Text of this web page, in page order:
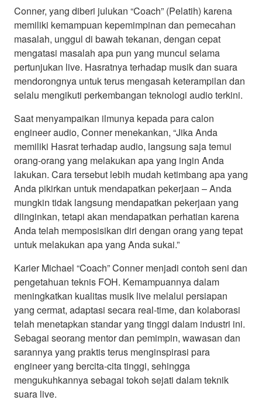
Conner, yang diberi julukan “Coach” (Pelatih) karena
memiliki kemampuan kepemimpinan dan pemecahan
masalah, unggul di bawah tekanan, dengan cepat
mengatasi masalah apa pun yang muncul selama
pertunjukan live. Hasratnya terhadap musik dan suara
mendorongnya untuk terus mengasah keterampilan dan
selalu mengikuti perkembangan teknologi audio terkini.
Saat menyampaikan ilmunya kepada para calon
engineer audio, Conner menekankan, “Jika Anda
memiliki Hasrat terhadap audio, langsung saja temui
orang-orang yang melakukan apa yang ingin Anda
lakukan. Cara tersebut lebih mudah ketimbang apa yang
Anda pikirkan untuk mendapatkan pekerjaan – Anda
mungkin tidak langsung mendapatkan pekerjaan yang
diinginkan, tetapi akan mendapatkan perhatian karena
Anda telah memposisikan diri dengan orang yang tepat
untuk melakukan apa yang Anda sukai.”
Karier Michael “Coach” Conner menjadi contoh seni dan
pengetahuan teknis FOH. Kemampuannya dalam
meningkatkan kualitas musik live melalui persiapan
yang cermat, adaptasi secara real-time, dan kolaborasi
telah menetapkan standar yang tinggi dalam industri ini.
Sebagai seorang mentor dan pemimpin, wawasan dan
sarannya yang praktis terus menginspirasi para
engineer yang bercita-cita tinggi, sehingga
mengukuhkannya sebagai tokoh sejati dalam teknik
suara live.